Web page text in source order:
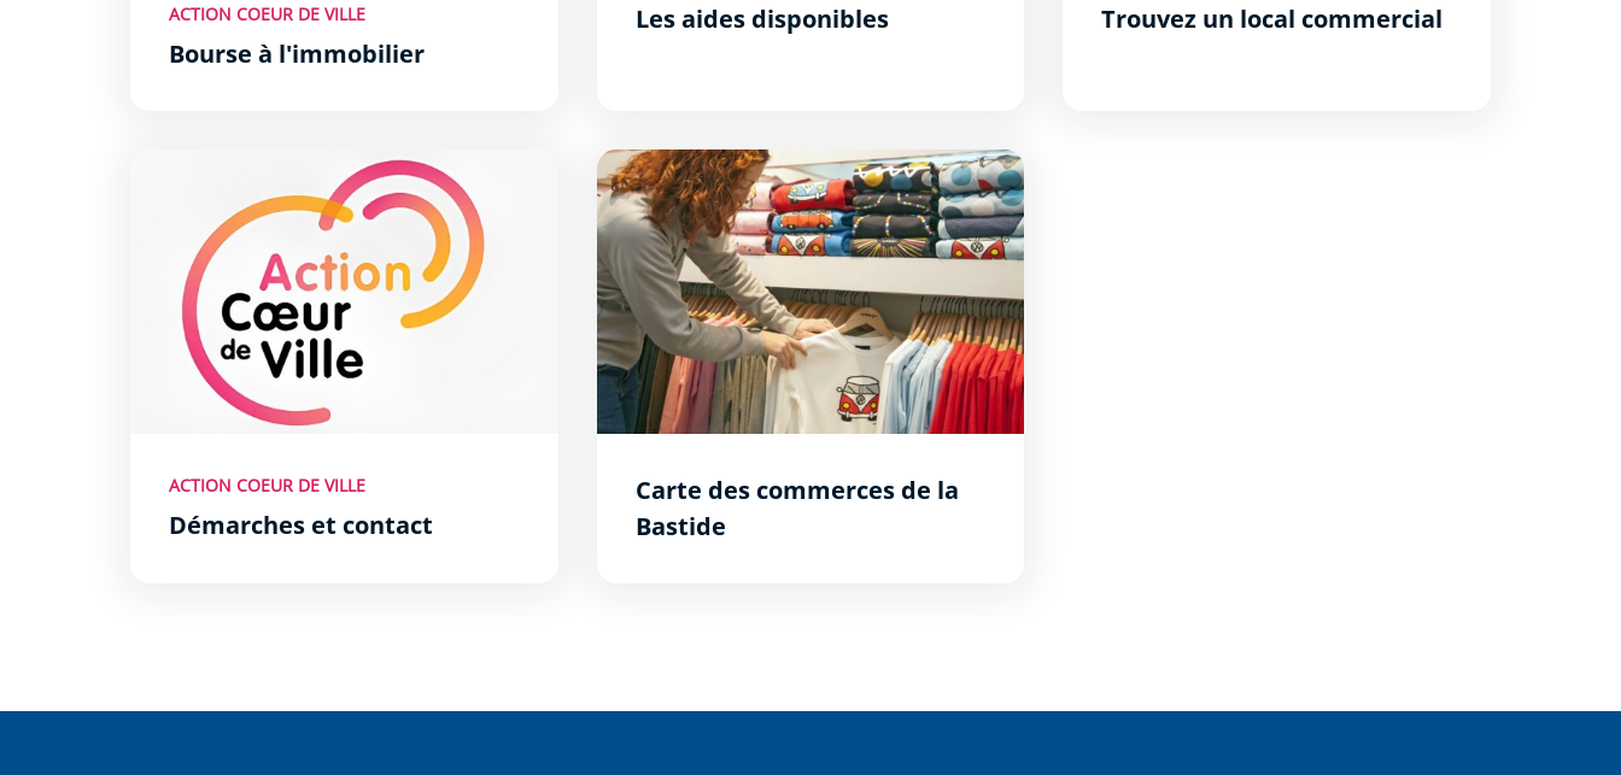
ACTION COEUR DE VILLE
Bourse à l'immobilier
Les aides disponibles Trouvez un local commercial
ACTION COEUR DE VILLE
Démarches et contact
Carte des commerces de la Bastide
Carte des commerces de la
Bastide